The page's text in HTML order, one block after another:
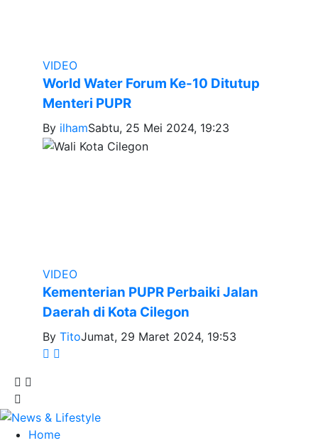
VIDEO
World Water Forum Ke-10 Ditutup
Menteri PUPR
By ilhamSabtu, 25 Mei 2024, 19:23
VIDEO
Kementerian PUPR Perbaiki Jalan
Daerah di Kota Cilegon
By TitoJumat, 29 Maret 2024, 19:53
Home